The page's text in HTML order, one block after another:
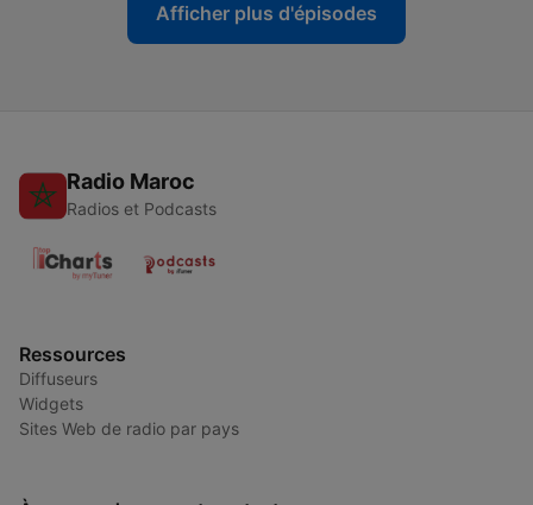
Afficher plus d'épisodes
Radio Maroc
Radios et Podcasts
Ressources
Diffuseurs
Widgets
Sites Web de radio par pays